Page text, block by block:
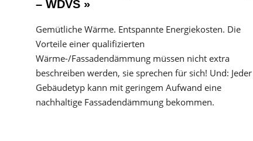
– WDVS »
Gemütliche Wärme. Entspannte Energiekosten. Die
Vorteile einer qualifizierten
Wärme-/Fassadendämmung müssen nicht extra
beschreiben werden, sie sprechen für sich! Und: Jeder
Gebäudetyp kann mit geringem Aufwand eine
nachhaltige Fassadendämmung bekommen.